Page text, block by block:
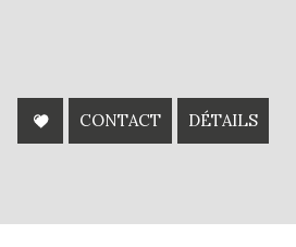
CONTACT DÉTAILS